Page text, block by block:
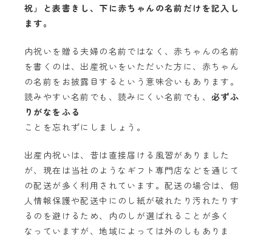
祝」と表書きし、下に赤ちゃんの名前だけを記入し
ます。
内祝いを贈る夫婦の名前ではなく、赤ちゃんの名前
を書くのは、出産祝いをいただいた方に、赤ちゃん
の名前をお披露目するという意味合いもあります。
読みやすい名前でも、読みにくい名前でも、 必ずふ
りがなをふる
ことを忘れずにしましょう。
出産内祝いは、昔は直接届ける風習がありました
が、現在は当社のようなギフト専門店などを通じて
の配送が多く利用されています。配送の場合は、個
人情報保護や配送中にのし紙が破れたり汚れたりす
るのを避けるため、内のしが選ばれることが多く
なっていますが、地域によっては外のしもありま